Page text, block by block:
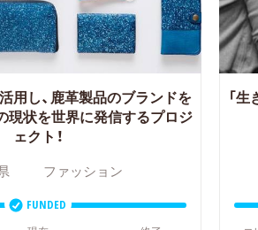
用し、鹿革製品のブランドを
現状を世界に発信するプロジ
ェクト！
ファッション
FUNDED
「